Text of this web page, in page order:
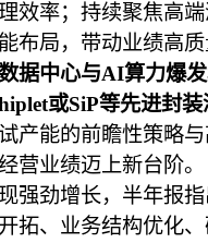
效率；持续聚焦高
布局，带动业绩高
据中心与AI算力爆
或SiP等先进封
产能的前瞻性策略
营业绩迈上新台阶。
劲增长，半年报指
拓、业务结构优化